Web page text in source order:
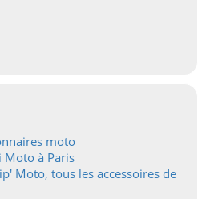
moto
Moto à Paris
Moto, tous les accessoires de